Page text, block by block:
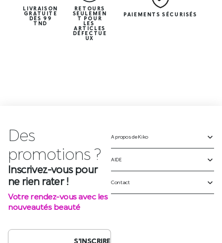
LIVRAISON
GRATUITE
DÈS 99
TND
RETOURS
SEULEMEN
T POUR
LES
ARTICLES
DÉFECTUE
UX
PAIEMENTS SÉCURISÉS
Des
Inscrivez-vous pour
ne rien rater !
Votre rendez-vous avec les
nouveautés beauté
A propos de Kiko
AIDE
Contact
SUIVEZ-NOUS SUR